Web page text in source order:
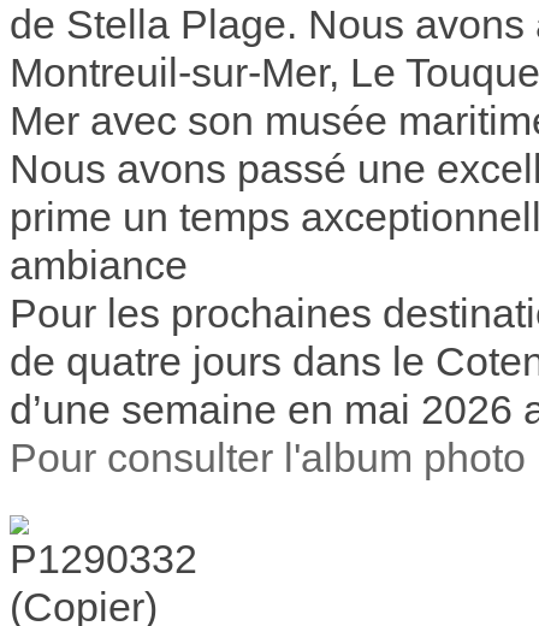
de Stella Plage. Nous
Montreuil-sur-Mer, Le
Mer avec son musée
Nous avons passé une
prime un temps
ambiance
Pour les prochaines
de quatre jours dans le
d’une semaine en mai 2026
Pour consulter l'album